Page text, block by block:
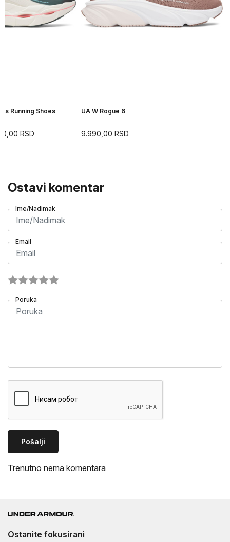
Running Shoes
RSD
UA W Rogue 6
9.990,00 RSD
Ostavi komentar
Ime/Nadimak
Email
Poruka
Pošalji
Trenutno nema komentara
Ostanite fokusirani